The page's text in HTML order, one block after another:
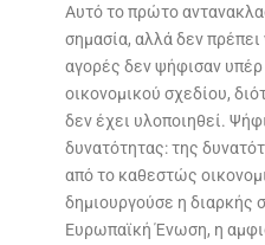
Αυτό το πρώτο
σημασία, αλλά δεν
αγορές δεν ψήφισαν
οικονομικού σχεδίου,
δεν έχει υλοποιηθεί.
δυνατότητας: της
από το καθεστώς
δημιουργούσε η διαρκής
Ευρωπαϊκή Ένωση, η